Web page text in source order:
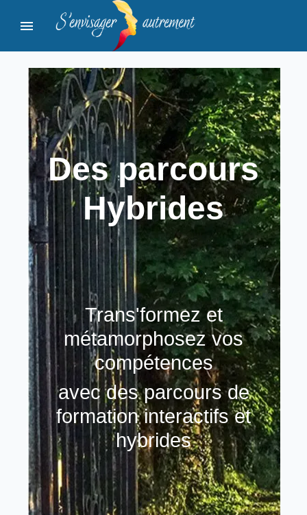
menu
Des parcours
Hybrides
Trans'formez et
métamorphosez vos
compétences
avec des parcours de
formation interactifs et
hybrides